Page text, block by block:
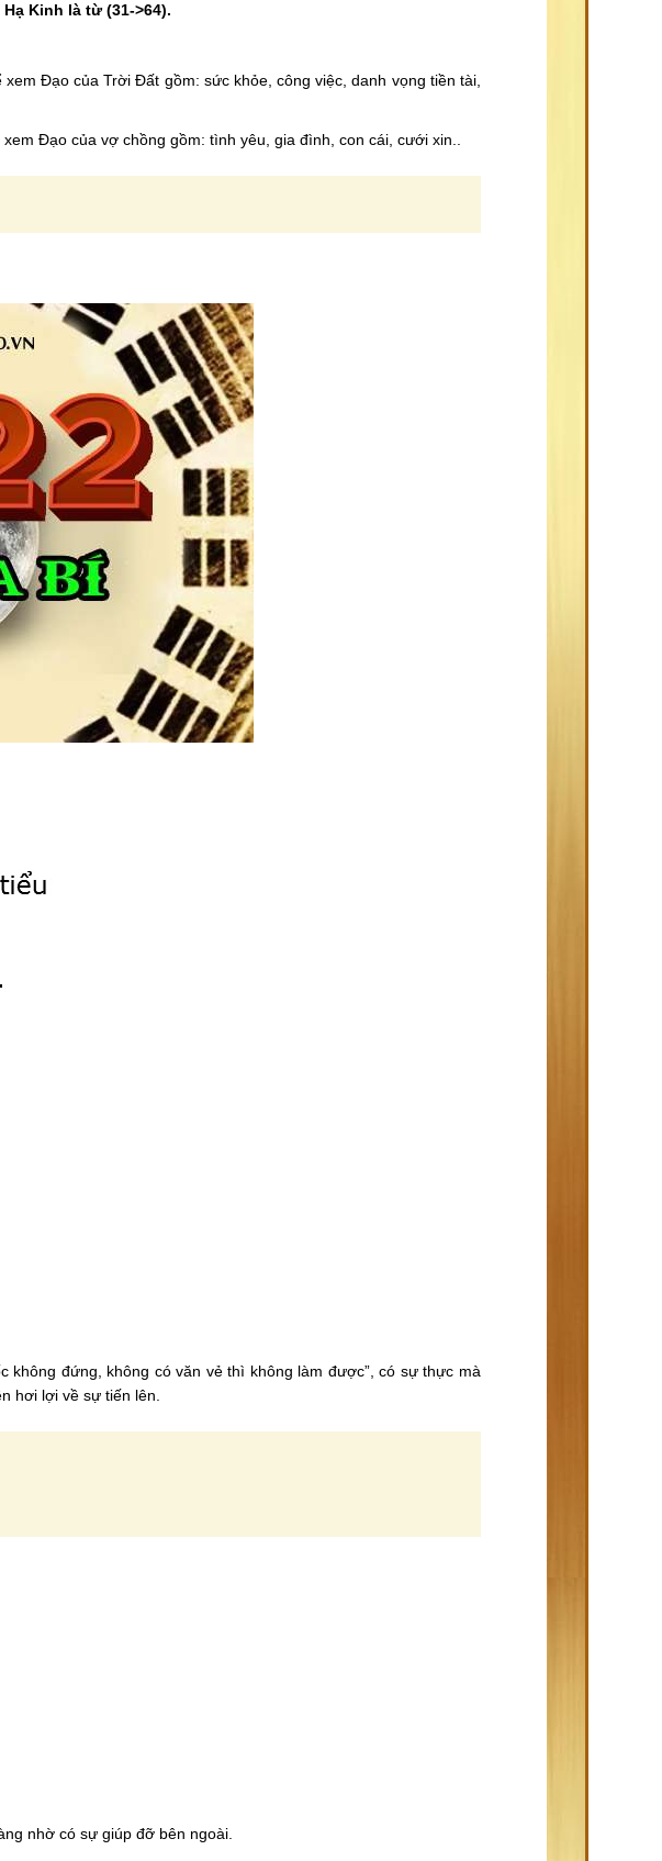
Kinh là từ (31->64).
Đạo của Trời Đất gồm: sức khỏe, công việc, danh vọng tiền tài,
Đạo của vợ chồng gồm: tình yêu, gia đình, con cái, cưới xin..
không đứng, không có văn vẻ thì không làm được”, có sự thực mà
hơi lợi về sự tiến lên.
nhờ có sự giúp đỡ bên ngoài.